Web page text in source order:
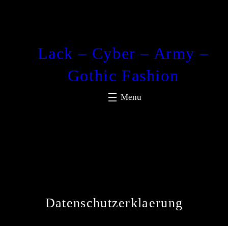
Lack – Cyber – Army –
Gothic Fashion
Datenschutzerklaerung